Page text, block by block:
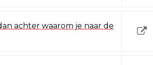
achter waarom je naar de